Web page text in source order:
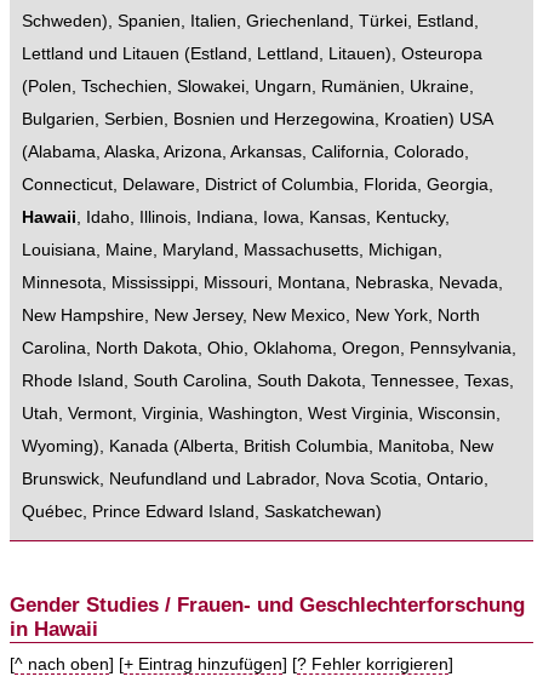
Schweden), Spanien, Italien, Griechenland , Türkei, Estland,
Lettland und Litauen (Estland , Lettland , Litauen), Osteuropa
(Polen, Tschechien, Slowakei, Ungarn, Rumänien, Ukraine,
Bulgarien, Serbien, Bosnien und Herzegowina, Kroatien) USA
(Alabama, Alaska, Arizona, Arkansas, California, Colorado,
Connecticut, Delaware, District of Columbia, Florida, Georgia,
Hawaii, Idaho, Illinois, Indiana, Iowa, Kansas, Kentucky,
Louisiana, Maine, Maryland , Massachusetts, Michigan,
Minnesota, Mississippi, Missouri, Montana, Nebraska, Nevada,
New Hampshire, New Jersey, New Mexico, New York, North
Carolina, North Dakota, Ohio, Oklahoma, Oregon, Pennsylvania,
Rhode Island , South Carolina, South Dakota, Tennessee, Texas,
Utah, Vermont, Virginia, Washington, West Virginia, Wisconsin,
Wyoming), Kanada (Alberta, British Columbia, Manitoba, New
Brunswick, Neufundland und Labrador, Nova Scotia, Ontario,
Québec, Prince Edward Island , Saskatchewan)
Gender Studies / Frauen- und Geschlechterforschung
in Hawaii
[^ nach oben] [+ Eintrag hinzufügen] [? Fehler korrigieren]